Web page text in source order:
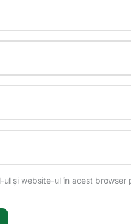
ul și website-ul în acest